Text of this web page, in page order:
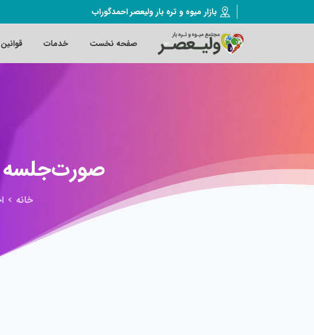
بازار میوه و تره بار ولیعصر احمدگوراب
صفحه نخست خدمات
صورت‌جلسه
خانه